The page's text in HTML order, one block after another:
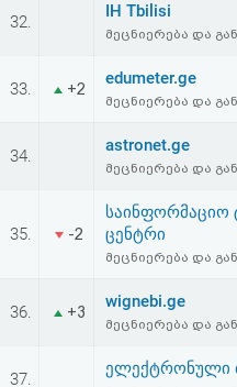
32.
IH Tbilisi
მეცნიერება და
33. +2
edumeter.ge
მეცნიერება და
34.
astronet.ge
მეცნიერება და
35. -2
საინფორმაციო
ცენტრი
მეცნიერება და
36. +3
wignebi.ge
მეცნიერება და
37.
ელექტრონული